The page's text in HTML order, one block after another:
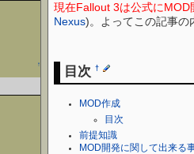
現在Fallout 3は公式にMOD
Nexus)。よってこの記事の
目次 †
MOD作成
目次
前提知識
MOD開発に関して出来る
↑